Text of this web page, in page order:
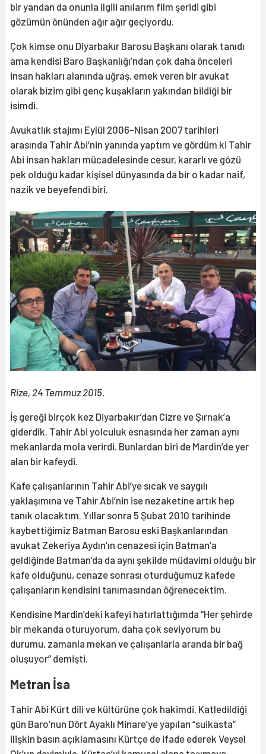
bir yandan da onunla ilgili anılarım film şeridi gibi
gözümün önünden ağır ağır geçiyordu.
Çok kimse onu Diyarbakır Barosu Başkanı olarak tanıdı
ama kendisi Baro Başkanlığı’ndan çok daha önceleri
insan hakları alanında uğraş, emek veren bir avukat
olarak bizim gibi genç kuşakların yakından bildiği bir
isimdi.
Avukatlık stajımı Eylül 2006-Nisan 2007 tarihleri
arasında Tahir Abi’nin yanında yaptım ve gördüm ki Tahir
Abi insan hakları mücadelesinde cesur, kararlı ve gözü
pek olduğu kadar kişisel dünyasında da bir o kadar naif,
nazik ve beyefendi biri.
Rize, 24 Temmuz 2015.
İş gereği birçok kez Diyarbakır’dan Cizre ve Şırnak’a
giderdik. Tahir Abi yolculuk esnasında her zaman aynı
mekanlarda mola verirdi. Bunlardan biri de Mardin’de yer
alan bir kafeydi.
Kafe çalışanlarının Tahir Abi’ye sıcak ve saygılı
yaklaşımına ve Tahir Abi’nin ise nezaketine artık hep
tanık olacaktım. Yıllar sonra 5 Şubat 2010 tarihinde
kaybettiğimiz Batman Barosu eski Başkanlarından
avukat Zekeriya Aydın’ın cenazesi için Batman’a
geldiğinde Batman’da da aynı şekilde müdavimi olduğu bir
kafe olduğunu, cenaze sonrası oturduğumuz kafede
çalışanların kendisini tanımasından öğrenecektim.
Kendisine Mardin’deki kafeyi hatırlattığımda “Her şehirde
bir mekanda oturuyorum, daha çok seviyorum bu
durumu, zamanla mekan ve çalışanlarla aranda bir bağ
oluşuyor” demişti.
Metran İsa
Tahir Abi Kürt dili ve kültürüne çok hakimdi. Katledildiği
gün Baro’nun Dört Ayaklı Minare’ye yapılan “suikasta”
ilişkin basın açıklamasını Kürtçe de ifade ederek Veysel